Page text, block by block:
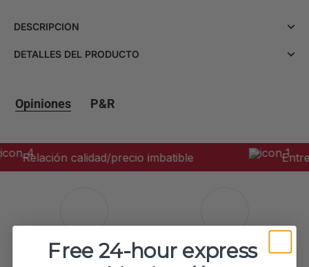
DESCRIPCIÓN
ceremonia con patrón de panal y cuello pequeño.
refinados, es ideal para grandes ocasiones. Lavable a
máquina a 30°.
DETALLES DEL PRODUCTO
Detalles del producto
• Ajuste: Ajustado.
• Collar: Pequeño.
Opiniones P&R
Relación calidad/precio imbatible
Servicio al cliente 11h-18h
Envío gratis a partir de
Free 24-hour express